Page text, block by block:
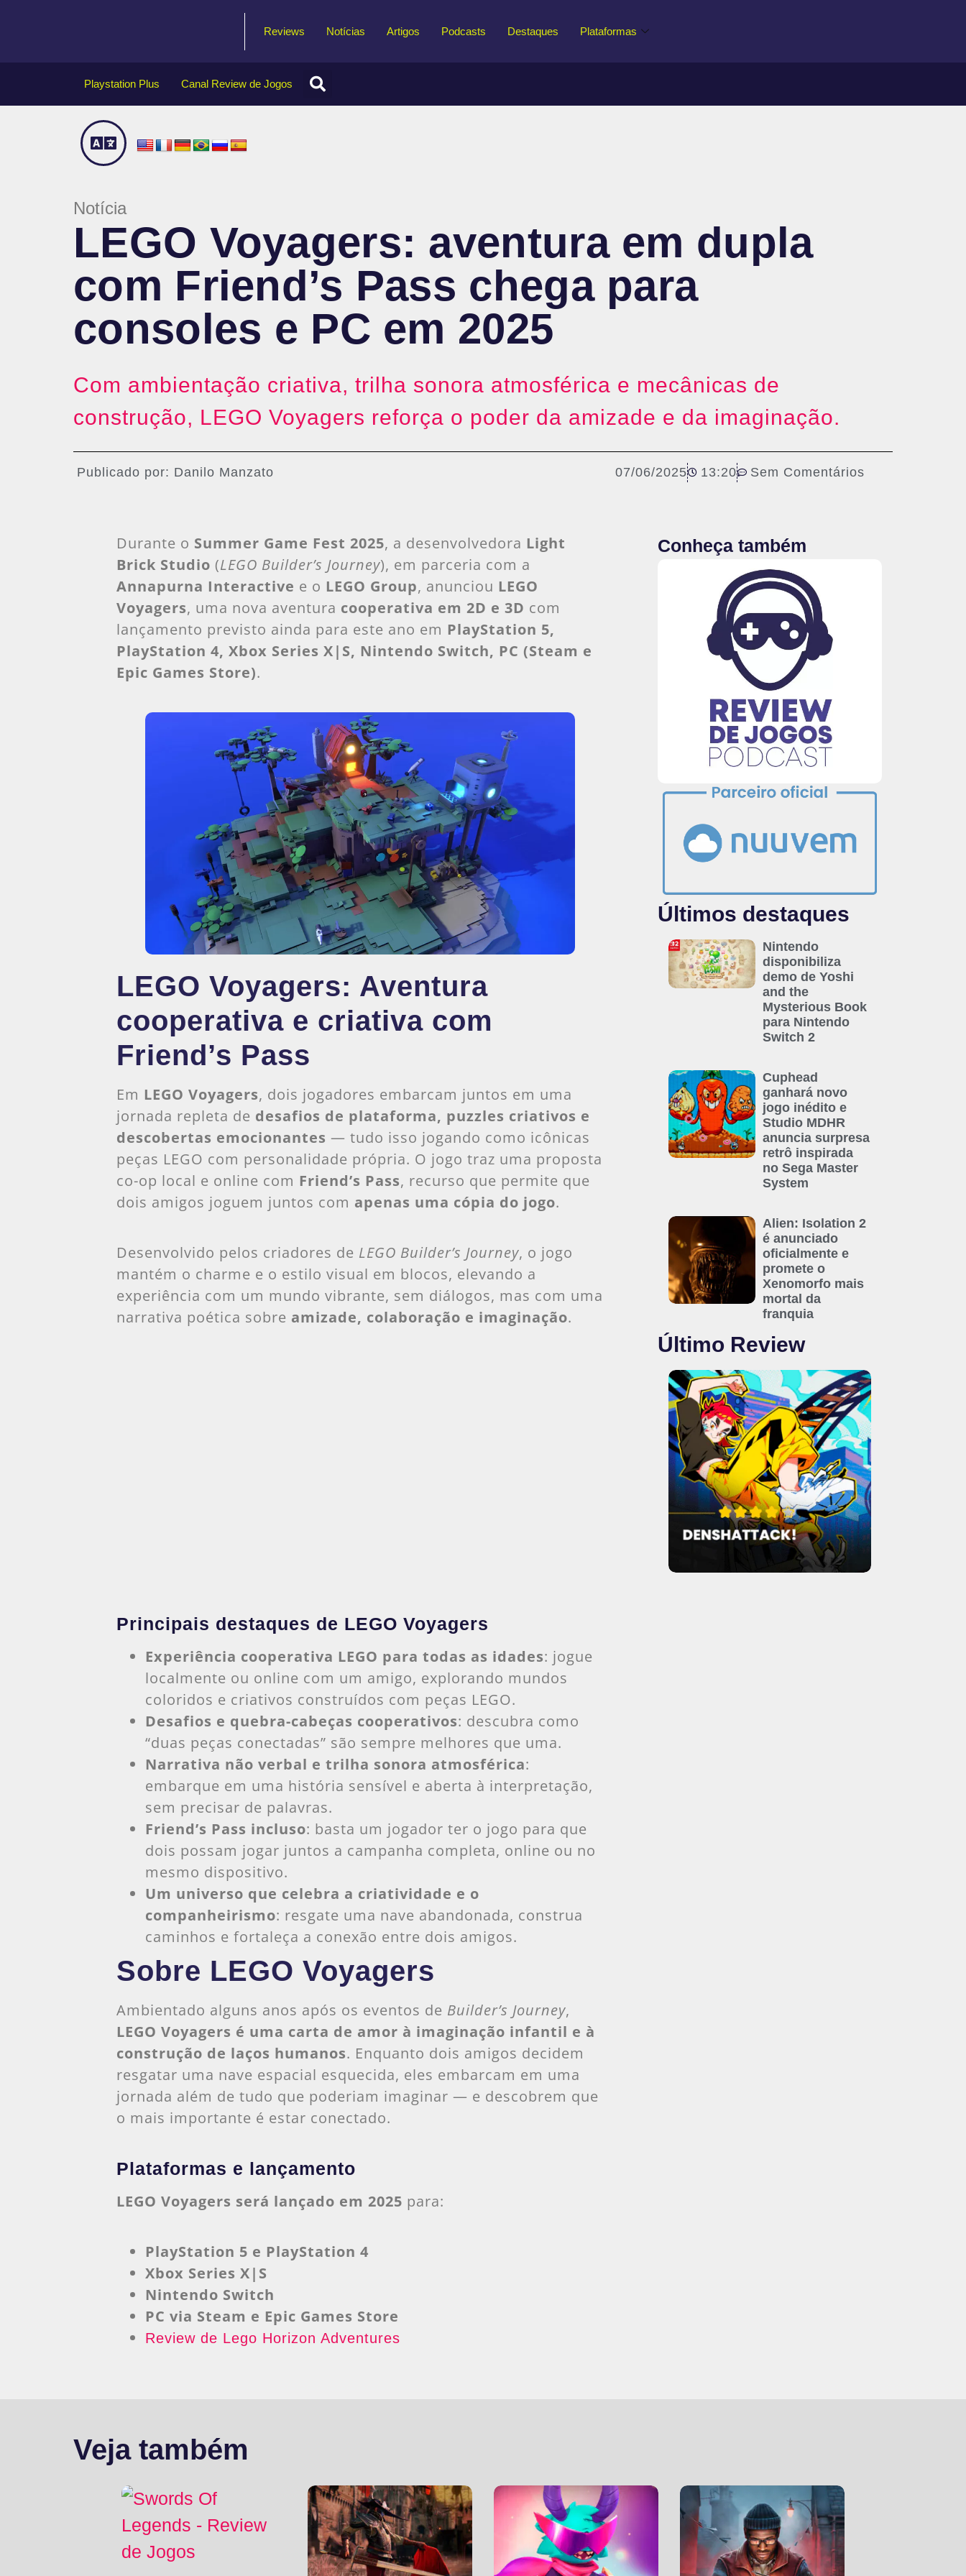
Reviews Notícias Artigos Podcasts Destaques Plataformas
Playstation Plus Canal Review de Jogos
Notícia
LEGO Voyagers: aventura em dupla
com Friend’s Pass chega para
consoles e PC em 2025
Com ambientação criativa, trilha sonora atmosférica e mecânicas de
construção, LEGO Voyagers reforça o poder da amizade e da imaginação.
Publicado por: Danilo Manzato 07/06/2025 13:20 Sem Comentários
Durante o Summer Game Fest 2025, a desenvolvedora Light
Brick Studio (LEGO Builder’s Journey), em parceria com a
Annapurna Interactive e o LEGO Group, anunciou LEGO
Voyagers, uma nova aventura cooperativa em 2D e 3D com
lançamento previsto ainda para este ano em PlayStation 5,
PlayStation 4, Xbox Series X|S, Nintendo Switch, PC (Steam e
Epic Games Store).
LEGO Voyagers: Aventura
cooperativa e criativa com
Friend’s Pass
Em LEGO Voyagers, dois jogadores embarcam juntos em uma
jornada repleta de desafios de plataforma, puzzles criativos e
descobertas emocionantes — tudo isso jogando como icônicas
peças LEGO com personalidade própria. O jogo traz uma proposta
co-op local e online com Friend’s Pass, recurso que permite que
dois amigos joguem juntos com apenas uma cópia do jogo.
Desenvolvido pelos criadores de LEGO Builder’s Journey, o jogo
mantém o charme e o estilo visual em blocos, elevando a
experiência com um mundo vibrante, sem diálogos, mas com uma
narrativa poética sobre amizade, colaboração e imaginação.
Principais destaques de LEGO Voyagers
Experiência cooperativa LEGO para todas as idades: jogue
localmente ou online com um amigo, explorando mundos
coloridos e criativos construídos com peças LEGO.
Desafios e quebra-cabeças cooperativos: descubra como
“duas peças conectadas” são sempre melhores que uma.
Narrativa não verbal e trilha sonora atmosférica:
embarque em uma história sensível e aberta à interpretação,
sem precisar de palavras.
Friend’s Pass incluso: basta um jogador ter o jogo para que
dois possam jogar juntos a campanha completa, online ou no
mesmo dispositivo.
Um universo que celebra a criatividade e o
companheirismo: resgate uma nave abandonada, construa
caminhos e fortaleça a conexão entre dois amigos.
Sobre LEGO Voyagers
Ambientado alguns anos após os eventos de Builder’s Journey,
LEGO Voyagers é uma carta de amor à imaginação infantil e à
construção de laços humanos. Enquanto dois amigos decidem
resgatar uma nave espacial esquecida, eles embarcam em uma
jornada além de tudo que poderiam imaginar — e descobrem que
o mais importante é estar conectado.
Plataformas e lançamento
LEGO Voyagers será lançado em 2025 para:
PlayStation 5 e PlayStation 4
Xbox Series X|S
Nintendo Switch
PC via Steam e Epic Games Store
Review de Lego Horizon Adventures
Conheça também
Últimos destaques
Nintendo
disponibiliza
demo de Yoshi
and the
Mysterious Book
para Nintendo
Switch 2
Cuphead
ganhará novo
jogo inédito e
Studio MDHR
anuncia surpresa
retrô inspirada
no Sega Master
System
Alien: Isolation 2
é anunciado
oficialmente e
promete o
Xenomorfo mais
mortal da
franquia
Último Review
Veja também